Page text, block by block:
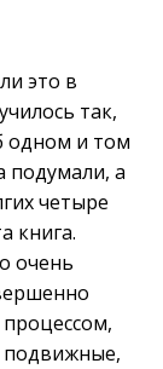
это в
так,
одном и том
подумали, а
четыре
книга.
очень
подвижные,